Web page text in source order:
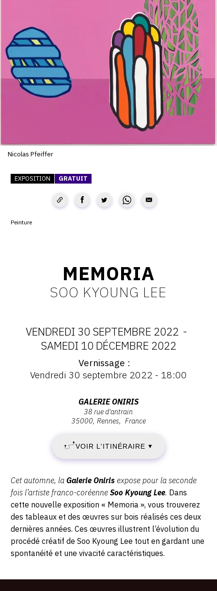
CRÉER SON CATALOGUE RAISONNÉ
ABONNEMENTS DÉDIÉS AUX GALERISTES
CRÉER SON SITE ARTISTE
CRÉER SON CATALOGUE D'EXPO
PUBLIER SES EXPOSITIONS
DEVENIR CONTRIBUTEUR
L'ÉQUIPE OAM
CGV
INSTAGRAM
FACEBOOK
TWITTER
Nicolas Pfeiffer
EXPOSITION GRATUIT
Peinture
MEMORIA
SOO KYOUNG LEE
DATES
:
30
2022
-
SAMEDI
10
DÉCEMBRE
2022
VENDREDI 30 SEPTEMBRE 2022 -
SAMEDI 10 DÉCEMBRE 2022
Vernissage
Vendredi 30 septembre 2022 - 18:00
d'Antrain,
35000
Rennes
GALERIE ONIRIS
38 rue d'antrain
35000 Rennes France
VOIR L'ITINÉRAIRE ▼
Description,
horaires...
Cet automne, la Galerie Oniris expose pour la seconde
fois l’artiste franco-coréenneSoo Kyoung Lee. Dans
cette nouvelle exposition « Memoria », vous trouverez
des tableaux et des œuvres sur bois réalisés ces deux
dernières années. Ces œuvresillustrent l’évolution du
procédé créatif deSoo Kyoung Lee tout en gardant une
spontanéité et une vivacité caractéristiques.